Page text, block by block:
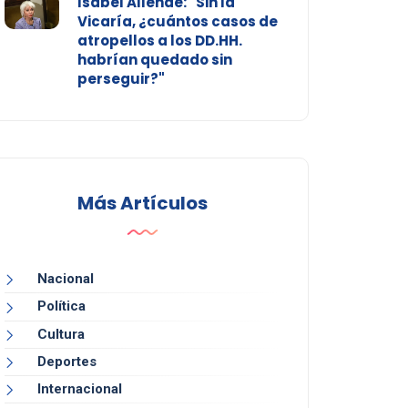
Vicaría, ¿cuántos casos de
atropellos a los DD.HH.
habrían quedado sin
perseguir?"
Más Artículos
Nacional
Política
Cultura
Deportes
Internacional